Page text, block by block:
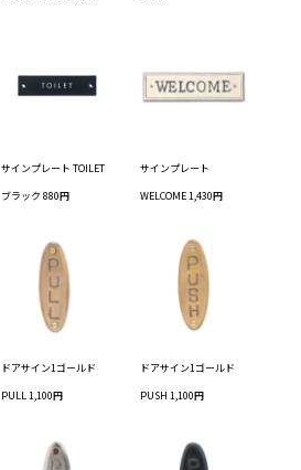
サインプレート TOILET
ブラック 880円
サインプレート
WELCOME 1,430円
ドアサイン1ゴールド
PULL 1,100円
ドアサイン1ゴールド
PUSH 1,100円